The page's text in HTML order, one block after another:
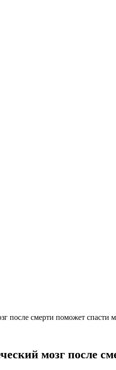
после смерти поможет спасти
мозг после